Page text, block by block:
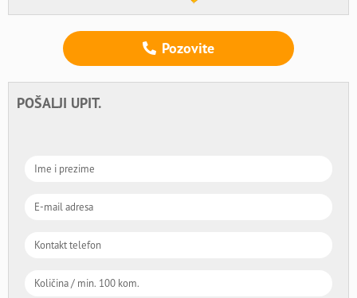
Pozovite
POŠALJI UPIT.